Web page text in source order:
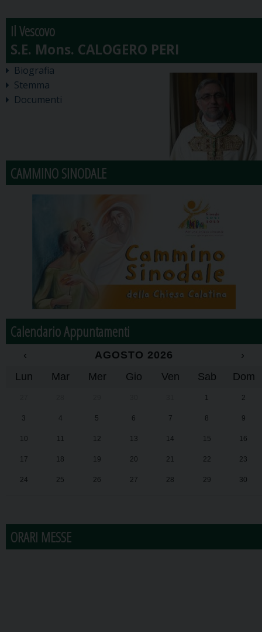
Il Vescovo
Biografia
Stemma
Documenti
CAMMINO SINODALE
Calendario Appuntamenti
‹ AGOSTO 2026
›
Lun
Mar Mer Gio Ven Sab Dom
1 2
3 4 5 6 7 8 9
10 11 12 13 14 15 16
17 18 19 20 21 22 23
24 25 26 27 28 29 30
ORARI MESSE